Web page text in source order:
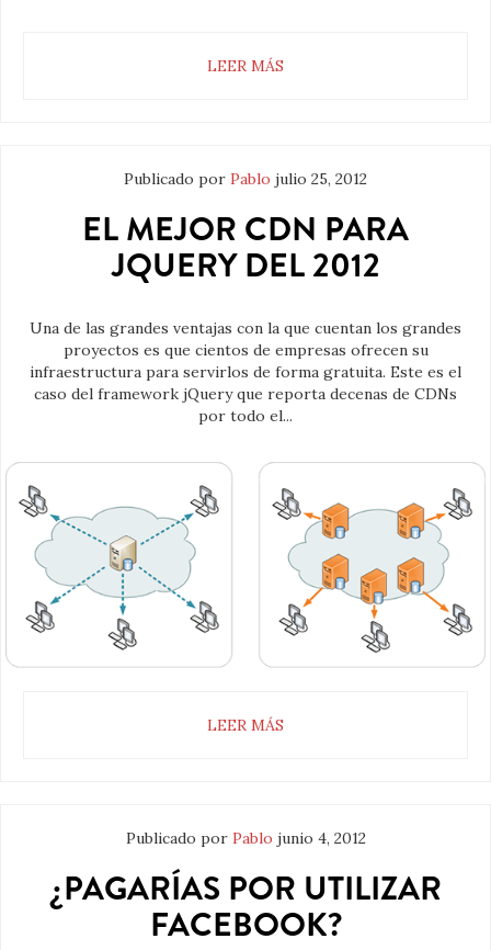
LEER MÁS
Publicado por Pablo julio 25, 2012
EL MEJOR CDN PARA
JQUERY DEL 2012
Una de las grandes ventajas con la que cuentan los grandes
proyectos es que cientos de empresas ofrecen su
infraestructura para servirlos de forma gratuita. Este es el
caso del framework jQuery que reporta decenas de CDNs
por todo el...
LEER MÁS
Publicado por Pablo junio 4, 2012
¿PAGARÍAS POR UTILIZAR
FACEBOOK?